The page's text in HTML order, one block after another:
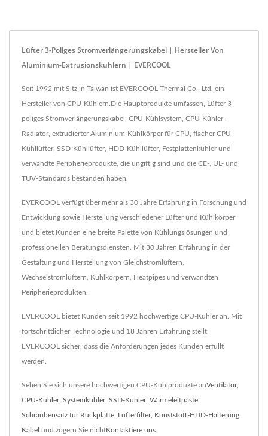
Lüfter 3-Poliges Stromverlängerungskabel | Hersteller Von
Aluminium-Extrusionskühlern | EVERCOOL
Seit 1992 mit Sitz in Taiwan ist EVERCOOL Thermal Co., Ltd. ein
Hersteller von CPU-Kühlern.Die Hauptprodukte umfassen, Lüfter 3-
poliges Stromverlängerungskabel, CPU-Kühlsystem, CPU-Kühler-
Radiator, extrudierter Aluminium-Kühlkörper für CPU, flacher CPU-
Kühllüfter, SSD-Kühllüfter, HDD-Kühllüfter, Festplattenkühler und
verwandte Peripherieprodukte, die ungiftig sind und die CE-, UL- und
TÜV-Standards bestanden haben.
EVERCOOL verfügt über mehr als 30 Jahre Erfahrung in Forschung und
Entwicklung sowie Herstellung verschiedener Lüfter und Kühlkörper
und bietet Kunden eine breite Palette von Kühlungslösungen und
professionellen Beratungsdiensten. Mit 30 Jahren Erfahrung in der
Gestaltung und Herstellung von Gleichstromlüftern,
Wechselstromlüftern, Kühlkörpern, Heatpipes und verwandten
Peripherieprodukten.
EVERCOOL bietet Kunden seit 1992 hochwertige CPU-Kühler an. Mit
fortschrittlicher Technologie und 18 Jahren Erfahrung stellt
EVERCOOL sicher, dass die Anforderungen jedes Kunden erfüllt
werden.
Sehen Sie sich unsere hochwertigen CPU-Kühlprodukte anVentilator,
CPU-Kühler, Systemkühler, SSD-Kühler, Wärmeleitpaste
Schraubensatz für Rückplatte Lüfterfilter, Kunststoff-HDD-Halterung
Kabel und zögern Sie nichtKontaktiere uns